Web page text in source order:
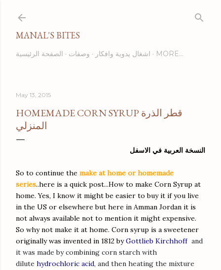
MANAL'S BITES
الصفحة الرئيسية وصفات اشغال يدوية وافكار MORE…
May 13, 2015
HOMEMADE CORN SYRUP قطر الذرة
المنزلي
النسخة العربية في الاسفل
So to continue the make at home or homemade
series..here is a quick post...How to make Corn Syrup at
home. Yes, I know it might be easier to buy it if you live
in the US or elsewhere but here in Amman Jordan it is
not always available not to mention it might expensive.
So why not make it at home. Corn syrup is a sweetener
originally was invented in 1812 byGottlieb Kirchhoff and
it was made bycombining corn starch with
dilute hydrochloric acid, and then heating the mixture